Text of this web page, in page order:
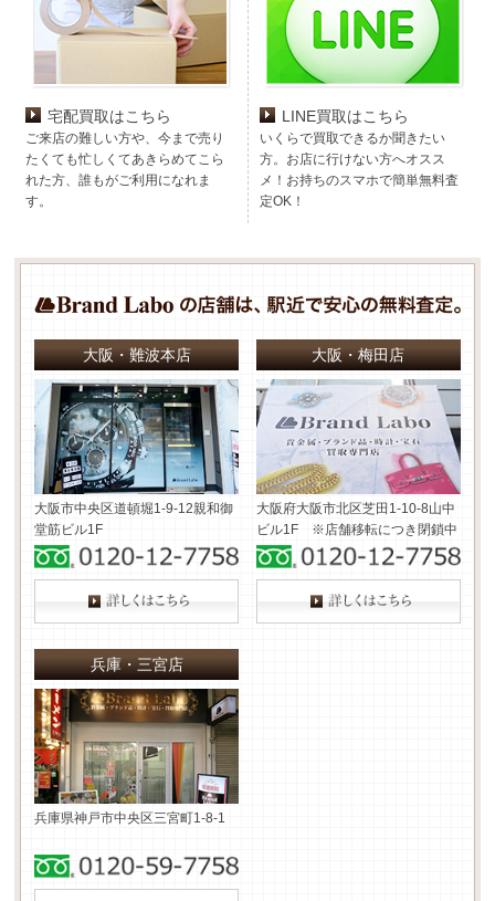
宅配買取はこちら
ご来店の難しい方や、今まで売り
たくても忙しくてあきらめてこら
れた方、誰もがご利用になれま
す。
LINE買取はこちら
いくらで買取できるか聞きたい
方。お店に行けない方へオスス
メ！お持ちのスマホで簡単無料査
定OK！
大阪・難波本店
大阪市中央区道頓堀1-9-12親和御
堂筋ビル1F
大阪・梅田店
大阪府大阪市北区芝田1-10-8山中
ビル1F ※店舗移転につき閉鎖中
兵庫・三宮店
兵庫県神戸市中央区三宮町1-8-1